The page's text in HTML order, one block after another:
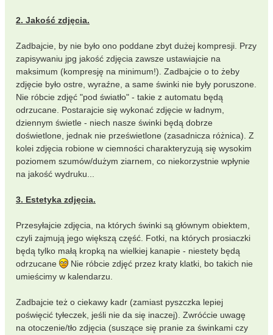
2. Jakość zdjęcia.
Zadbajcie, by nie było ono poddane zbyt dużej kompresji. Przy
zapisywaniu jpg jakość zdjęcia zawsze ustawiajcie na
maksimum (kompresję na minimum!). Zadbajcie o to żeby
zdjęcie było ostre, wyraźne, a same świnki nie były poruszone.
Nie róbcie zdjęć "pod światło" - takie z automatu będą
odrzucane. Postarajcie się wykonać zdjęcie w ładnym,
dziennym świetle - niech nasze świnki będą dobrze
doświetlone, jednak nie prześwietlone (zasadnicza różnica). Z
kolei zdjęcia robione w ciemności charakteryzują się wysokim
poziomem szumów/dużym ziarnem, co niekorzystnie wpłynie
na jakość wydruku...
3. Estetyka zdjęcia.
Przesyłajcie zdjęcia, na których świnki są głównym obiektem,
czyli zajmują jego większą część. Fotki, na których prosiaczki
będą tylko małą kropką na wielkiej kanapie - niestety będą
odrzucane
Nie róbcie zdjęć przez kraty klatki, bo takich nie
umieścimy w kalendarzu.
Zadbajcie też o ciekawy kadr (zamiast pyszczka lepiej
poświęcić tyłeczek, jeśli nie da się inaczej). Zwróćcie uwagę
na otoczenie/tło zdjęcia (suszące się pranie za świnkami czy